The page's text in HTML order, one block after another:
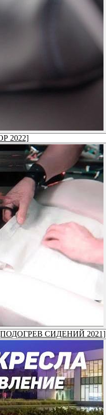
2022]
[ПОДОГРЕВ СИДЕНИЙ 2021]